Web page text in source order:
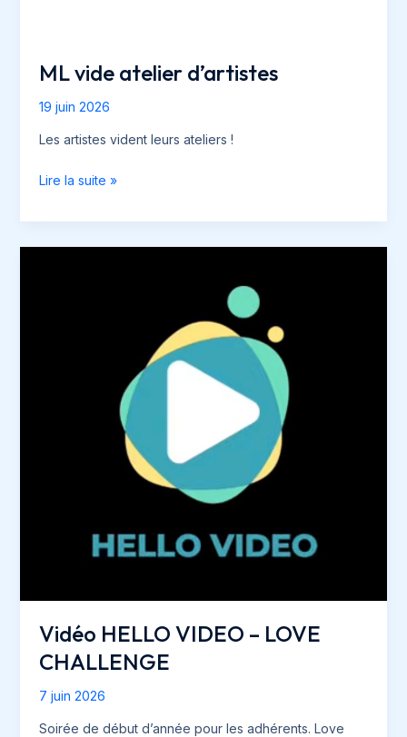
ML vide atelier d’artistes
19 juin 2026
Les artistes vident leurs ateliers !
ML
atelier
d’artistes
Lire la suite »
Vidéo HELLO VIDEO – LOVE
CHALLENGE
7 juin 2026
Soirée de début d’année pour les adhérents. Love